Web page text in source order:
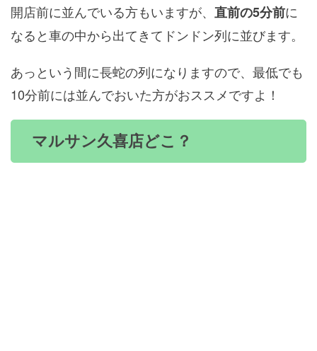
開店前に並んでいる方もいますが、 直前の5分前に
なると車の中から出てきてドンドン列に並びます。
あっという間に長蛇の列になりますので、最低でも
10分前には並んでおいた方がおススメですよ！
マルサン久喜店どこ？